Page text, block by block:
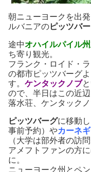
朝ニューヨークを出
ルバニアのピッツバ
途中オハイルパイル
ち寄り観光。
フランク・ロイド・
の都市ピッツバーグ
す。 ケンタックノブ
ので、半日はこの近
落水荘、ケンタック
ピッツバーグに移動し
事前予約）やカーネ
（大学は部外者の訪
アメフトファンの方
に。
ニューヨーク州とペ